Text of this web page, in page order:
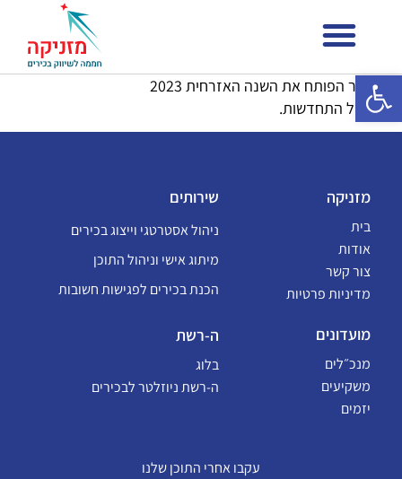
פתח סרגל נגישות
הניוזלטר הפותח את השנה האזרחית 2023
בסימן של התחדשות.
מזניקה
בית
אודות
צור קשר
מדיניות פרטיות
שירותים
ניהול אסטרטגי וייצוג בכירים
מיתוג אישי וניהול התוכן
הכנת בכירים לפגישות חשובות
מועדונים
מנכ״לים
משקיעים
יזמים
ה-רשת
בלוג
ה-רשת ניוזלטר לבכירים
עקבו אחרי התוכן שלנו